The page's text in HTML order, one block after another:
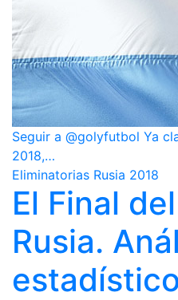
Seguir a @golyfutbol Ya
2018,…
Eliminatorias Rusia 2018
El Final
Rusia.